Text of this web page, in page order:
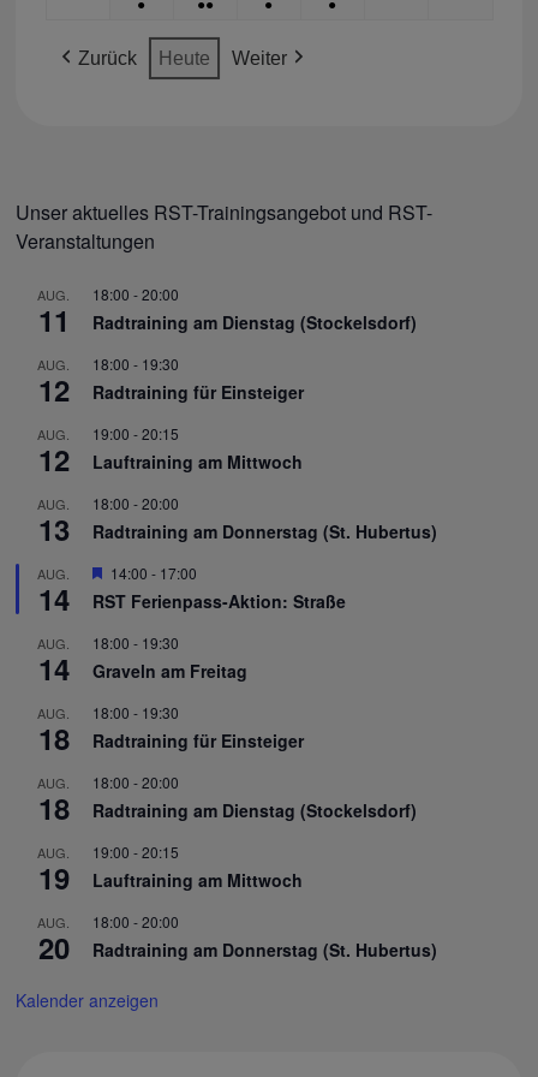
VERANSTALTUNG)
VERANSTALTUNGEN)
VERANSTALTUNG)
VERANSTALTUNG)
2026
●
VERANSTALTUNG)
SEP.
2026
●●
VERANSTALTUNGEN)
●
VERANSTALTUNG)
●
Zurück Heute Weiter
Unser aktuelles RST-Trainingsangebot und RST-
Veranstaltungen
AUG.
11
18:00 -20:00
Radtraining am Dienstag (Stockelsdorf)
AUG.
12
18:00 - 19:30
Radtraining für Einsteiger
AUG.
12
19:00 -20:15
Lauftraining am Mittwoch
AUG.
13
18:00 -20:00
Radtraining am Donnerstag (St. Hubertus)
AUG.
14
Hervorgehoben
14:00 - 17:00
RST Ferienpass-Aktion: Straße
AUG.
14
18:00 - 19:30
Graveln am Freitag
AUG.
18
18:00 - 19:30
Radtraining für Einsteiger
AUG.
18
18:00 -20:00
Radtraining am Dienstag (Stockelsdorf)
AUG.
19
19:00 -20:15
Lauftraining am Mittwoch
AUG.
20
18:00 -20:00
Radtraining am Donnerstag (St. Hubertus)
Kalender anzeigen